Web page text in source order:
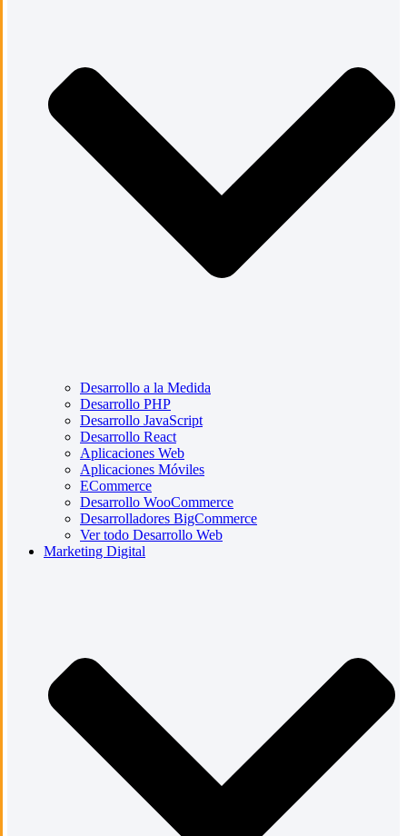
Desarrollo a la Medida
Desarrollo PHP
Desarrollo JavaScript
Desarrollo React
Aplicaciones Web
Aplicaciones Móviles
ECommerce
Desarrollo WooCommerce
Desarrolladores BigCommerce
Ver todo Desarrollo Web
Marketing Digital